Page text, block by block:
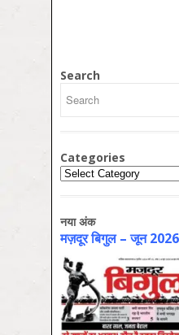
Search
Categories
Categories
नया अंक
मज़दूर बिगुल – जून 2026